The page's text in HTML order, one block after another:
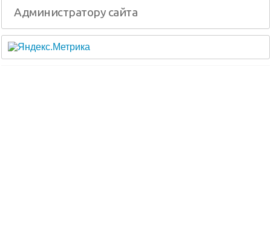
Администратору сайта